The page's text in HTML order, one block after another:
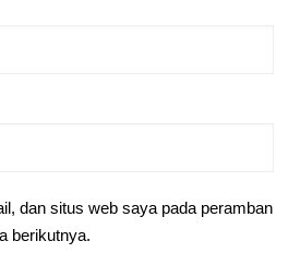
dan situs web saya pada peramban
berikutnya.